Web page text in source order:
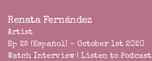
Renata Fernández
Artist
Ep 25 (Español) - October 1st 2020
Watch Interview | Listen to Podcast